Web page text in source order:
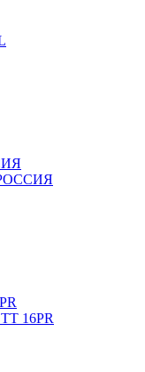
РОССИЯ
16PR